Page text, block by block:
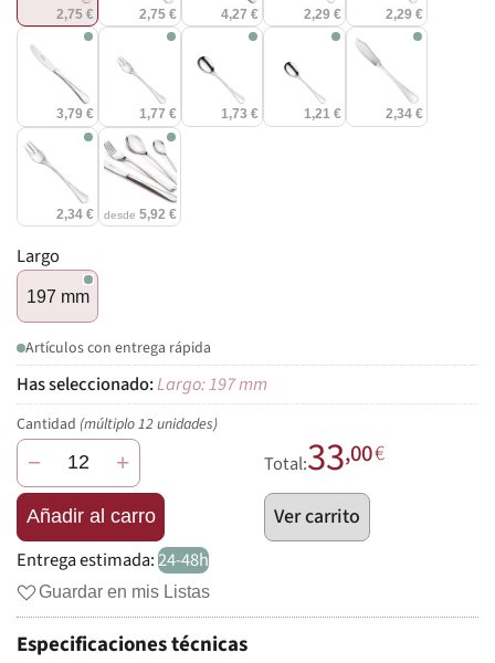
2,75 € 2,75 € 4,27 € 2,29 € 2,29 €
3,79 € 1,77 € 1,73 € 1,21 € 2,34 €
2,34 € desde 5,92 €
Largo
197 mm
Artículos con entrega rápida
Largo: 197 mm
Cantidad (múltiplo 12 unidades)
− +
Añadir al carro
Total:33,00€
Ver carrito
Entrega estimada:24-48h
Guardar en mis Listas
Especificaciones técnicas